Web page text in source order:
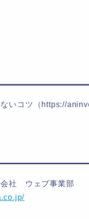
いコツ（https://
会社 ウェブ事業部